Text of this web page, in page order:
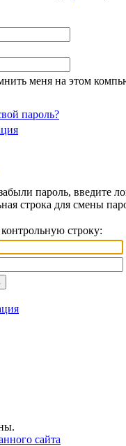
меня на этом
пароль?
пароль, введите
строка для смены
строку:
сайта